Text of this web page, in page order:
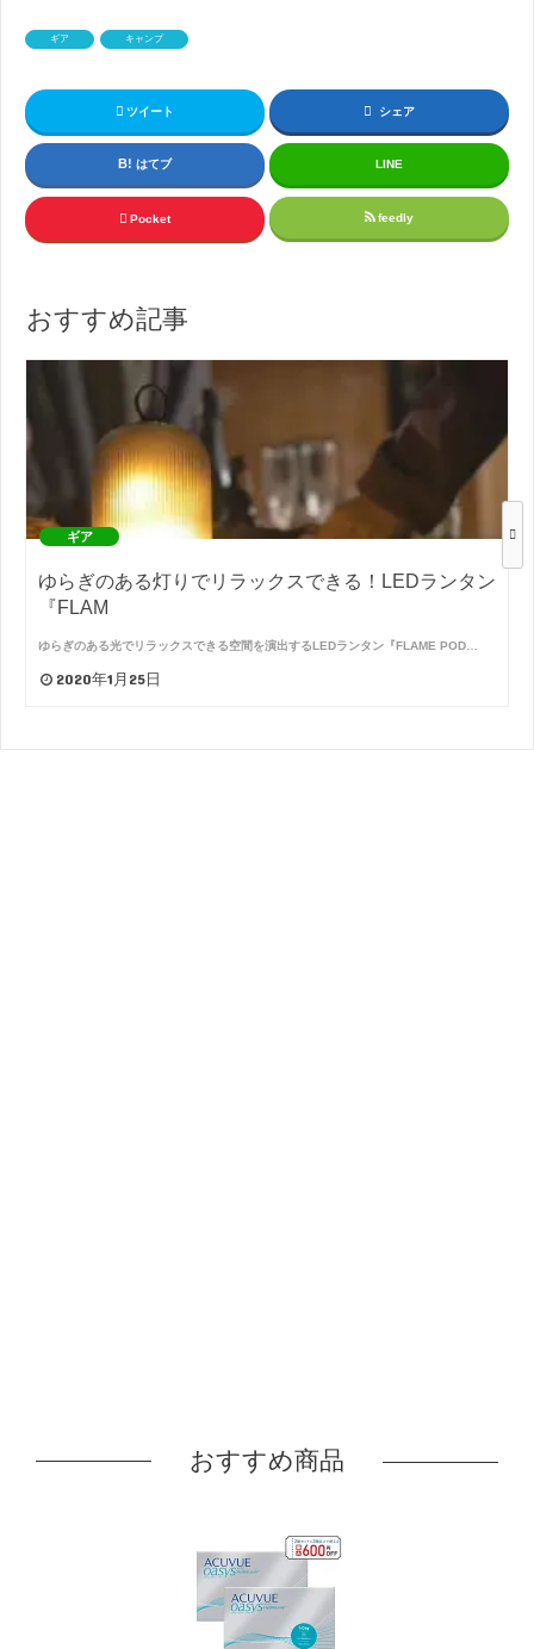
ギア キャンプ
ツイート シェア
はてブ LINE
Pocket feedly
おすすめ記事
ギア
ゆらぎのある灯りでリラックスできる！LEDランタン
『FLAM
ゆらぎのある光でリラックスできる空間を演出するLEDランタン『FLAME POD…
2020年1月25日
おすすめ商品